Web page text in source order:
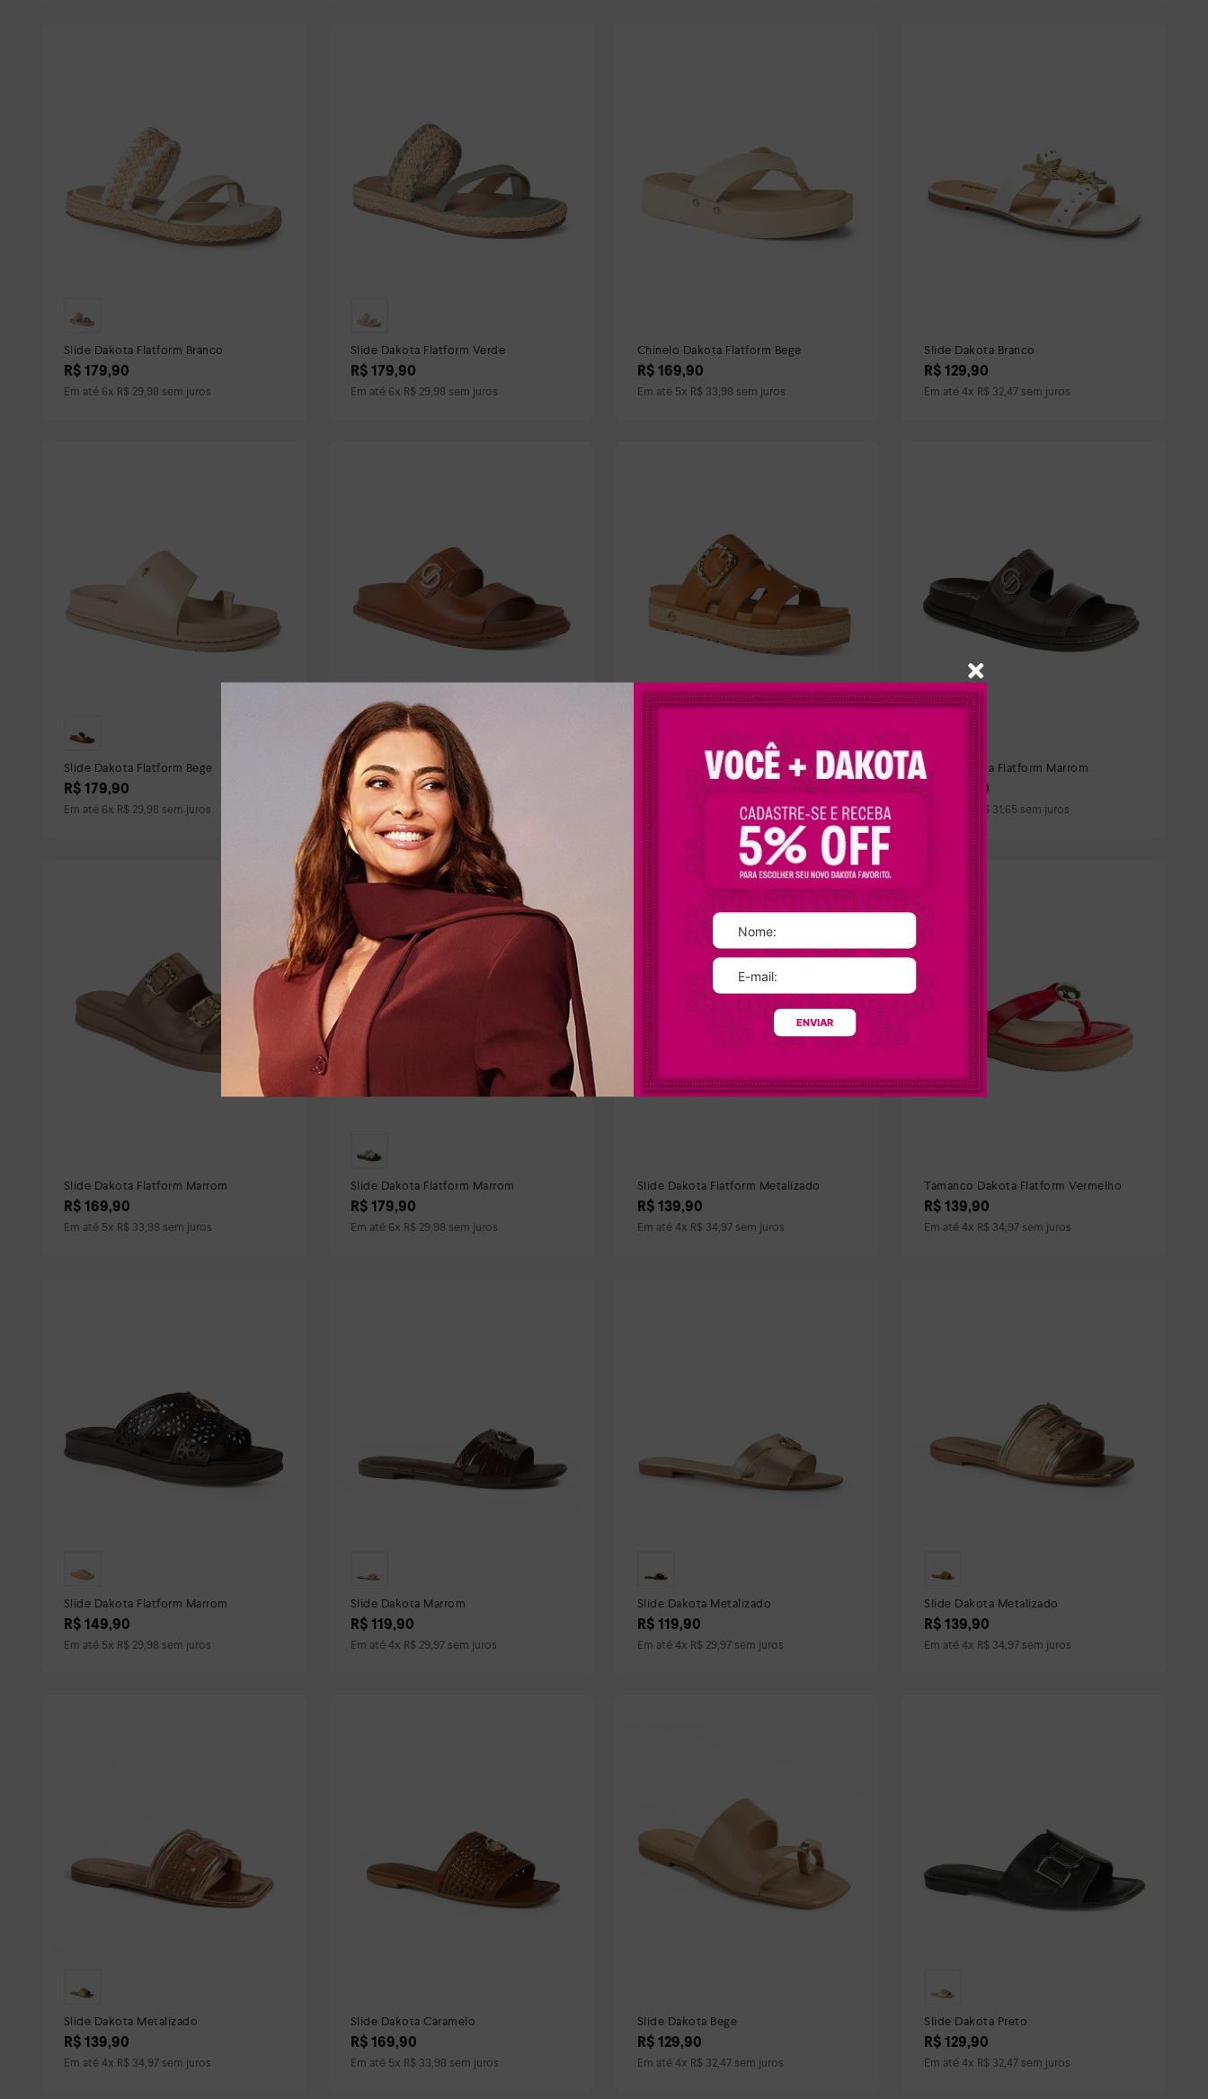
ENVIAR
Slide Dakota Flatform Branco
R$ 179,90
Em até 6x R$ 29,98 sem juros
Slide Dakota Flatform Verde
R$ 179,90
Em até 6x R$ 29,98 sem juros
Chinelo Dakota Flatform Bege
R$ 169,90
Em até 5x R$ 33,98 sem juros
Slide Dakota Branco
R$ 129,90
Em até4x R$ 32,47 sem juros
Slide Dakota Flatform Bege
R$ 179,90
Em até 6x R$ 29,98 sem juros
Slide Dakota Flatform Caramelo
R$189, 90
Em até6xR$31,65 sem juros
Slide Dakota Flatform Caramelo
R$
Em até R$ sem juros
Slide Dakota Flatform Marrom
,90
x R$ 31,65 sem juros
Slide Dakota Flatform Marrom
R$ 169,90
Em até 5x R$ 33,98 sem juros
Slide Dakota Flatform Marrom
R$ 179,90
Em até 6x R$ 29,98 sem juros
Slide Dakota Flatform Metalizado
R$ 139,90
Em até4x R$ 34,97sem juros
Tamanco Dakota Flatform Vermelho
R$ 139,90
Em até4x R$ 34,97 sem juros
Slide Dakota Flatform Marrom
R$ 149,90
Em até 5x R$ 29,98 sem juros
Slide Dakota Marrom
R$ 119,90
Em até4x R$ 29,97sem juros
Slide Dakota Metalizado
R$ 119,90
Em até4x R$ 29,97sem juros
Slide Dakota Metalizado
R$ 139,90
Em até4x R$ 34,97 sem juros
Slide Dakota Metalizado
R$ 139,90
Em até4x R$ 34,97sem juros
Slide Dakota Caramelo
R$ 169,90
Em até 5x R$ 33,98 sem juros
Slide Dakota Bege
R$ 129,90
Em até4x R$ 32,47sem juros
Slide Dakota Preto
R$ 129,90
Em até4x R$ 32,47 sem juros